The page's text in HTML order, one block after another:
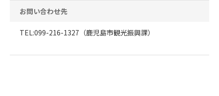
お問い合わせ先
TEL:099-216-1327（鹿児島市観光振興課）